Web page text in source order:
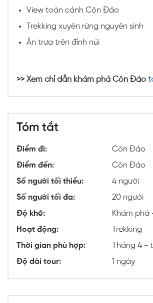
View toàn cảnh Côn Đảo
Trekking xuyên rừng nguyên sinh
Ăn trưa trên đỉnh núi
>> Xem chỉ dẫn khám phá Côn Đảo
Tóm tắt
Điểm đi: Côn Đảo
Số người tối thiểu: 4 người
Điểm đến: Côn Đảo
Số người tối đa: 20 người
Độ dài tour: 1 ngày
Thời gian phù hợp: Tháng 4 -
Hoạt động: Trekking
Độ khó: Khám phá